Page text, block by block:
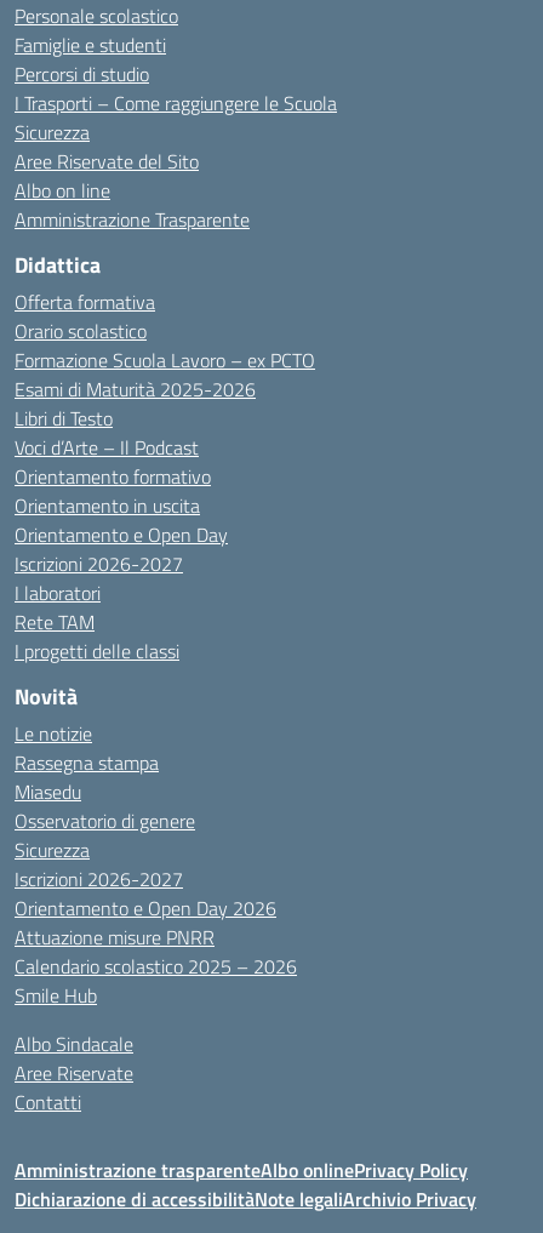
Personale scolastico
Famiglie e studenti
Percorsi di studio
I Trasporti – Come raggiungere le Scuola
Sicurezza
Aree Riservate del Sito
Albo on line
Amministrazione Trasparente
Didattica
Offerta formativa
Orario scolastico
Formazione Scuola Lavoro – ex PCTO
Esami di Maturità 2025-2026
Libri di Testo
Voci d’Arte – Il Podcast
Orientamento formativo
Orientamento in uscita
Orientamento e Open Day
Iscrizioni 2026-2027
I laboratori
Rete TAM
I progetti delle classi
Novità
Le notizie
Rassegna stampa
Miasedu
Osservatorio di genere
Sicurezza
Iscrizioni 2026-2027
Orientamento e Open Day 2026
Attuazione misure PNRR
Calendario scolastico 2025 – 2026
Smile Hub
Albo Sindacale
Aree Riservate
Contatti
Amministrazione trasparenteAlbo onlinePrivacy Policy
Dichiarazione di accessibilitàNote legaliArchivio Privacy